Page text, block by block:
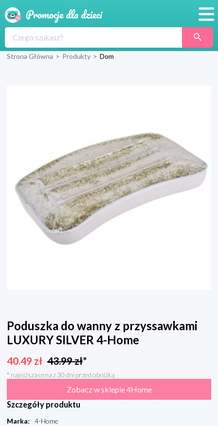
Produkty
Strona Główna > Produkty > Dom
Poduszka do wanny z przyssawkami
LUXURY SILVER 4-Home
40.49 zł 43.99zł*
* najniższa cena z 30 dni przed obniżką
Zobacz w sklepie 4Home
Szczegóły produktu
Marka:
4-Home